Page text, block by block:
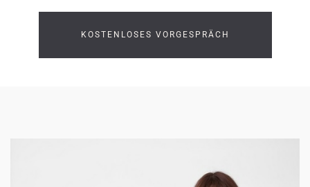
KOSTENLOSES VORGESPRÄCH